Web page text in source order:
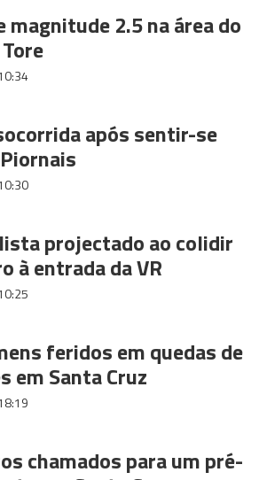
magnitude 2.5 na área do
após sentir-se
projectado ao colidir
à entrada da VR
feridos em quedas de
em Santa Cruz
chamados para um pré-